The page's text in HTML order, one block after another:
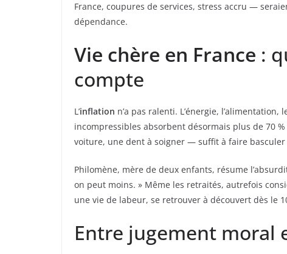
France, coupures de services, stress accru —
dépendance.
Vie chère en France :
compte
L’inflation n’a pas ralenti. L’énergie,
incompressibles absorbent désormais plus de 70
voiture, une dent à soigner — suffit à faire basculer
Philomène, mère de deux enfants, résume
on peut moins. » Même les retraités, autrefois
une vie de labeur, se retrouver à découvert dès le
Entre jugement moral